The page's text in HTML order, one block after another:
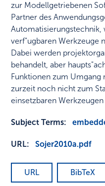
zur Modellgetriebenen
Partner des
verf"ugbaren Werkzeuge
Dabei werden
behandelt, aber
Funktionen zum
zurzeit noch nicht zum
einsetzbaren
Subject Terms:
URL: Sojer2010a.pdf
URL BibTeX